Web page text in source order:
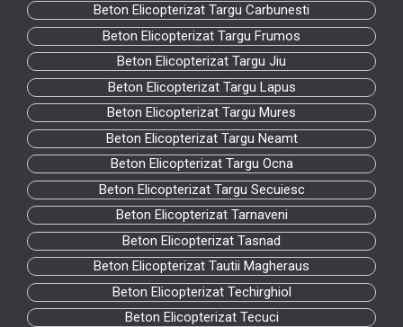
Beton Elicopterizat Targu Carbunesti
Beton Elicopterizat Targu Frumos
Beton Elicopterizat Targu Jiu
Beton Elicopterizat Targu Lapus
Beton Elicopterizat Targu Mures
Beton Elicopterizat Targu Neamt
Beton Elicopterizat Targu Ocna
Beton Elicopterizat Targu Secuiesc
Beton Elicopterizat Tarnaveni
Beton Elicopterizat Tasnad
Beton Elicopterizat Tautii Magheraus
Beton Elicopterizat Techirghiol
Beton Elicopterizat Tecuci